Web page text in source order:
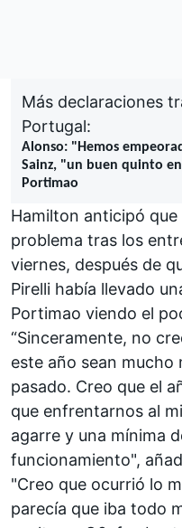
Más declaraciones
Portugal:
Alonso: "Hemos
Sainz, "un buen quinto
Portimao
Hamilton anticipó
problema tras los
viernes, después de
Pirelli había llevado
Portimao viendo el
“Sinceramente, no
este año sean mucho
pasado. Creo que el
que enfrentarnos al
agarre y una mínima
funcionamiento",
"Creo que ocurrió lo
parecía que iba todo